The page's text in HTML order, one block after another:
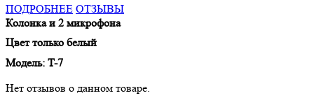
ПОДРОБНЕЕ ОТЗЫВЫ
Колонка и 2 микрофона
Цвет только белый
Модель: T-7
Нет отзывов о данном товаре.